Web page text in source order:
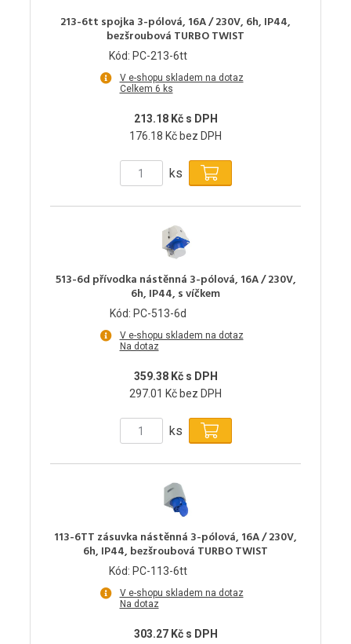
213-6tt spojka 3-pólová, 16A / 230V, 6h, IP44,
bezšroubová TURBO TWIST
Kód: PC-213-6tt
V e-shopu skladem na dotaz
Celkem 6 ks
213.18 Kč s DPH
176.18 Kč bez DPH
ks
513-6d přívodka nástěnná 3-pólová, 16A / 230V,
6h, IP44, s víčkem
Kód: PC-513-6d
V e-shopu skladem na dotaz
Na dotaz
359.38 Kč s DPH
297.01 Kč bez DPH
ks
113-6TT zásuvka nástěnná 3-pólová, 16A / 230V,
6h, IP44, bezšroubová TURBO TWIST
Kód: PC-113-6tt
V e-shopu skladem na dotaz
Na dotaz
303.27 Kč s DPH